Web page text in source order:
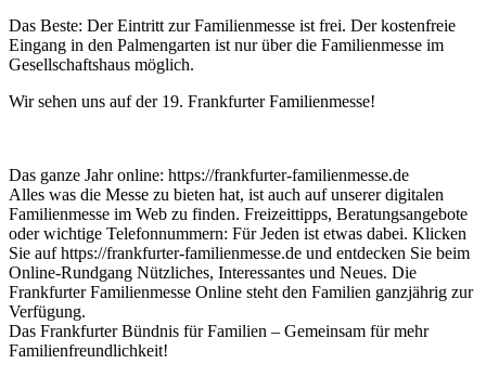
Das Beste: Der Eintritt zur Familienmesse ist frei. Der kostenfreie
Eingang in den Palmengarten ist nur über die Familienmesse im
Gesellschaftshaus möglich.
Wir sehen uns auf der 19. Frankfurter Familienmesse!
Das ganze Jahr online: https://frankfurter-familienmesse.de
Alles was die Messe zu bieten hat, ist auch auf unserer digitalen
Familienmesse im Web zu finden. Freizeittipps, Beratungsangebote
oder wichtige Telefonnummern: Für Jeden ist etwas dabei. Klicken
Sie auf https://frankfurter-familienmesse.de und entdecken Sie beim
Online-Rundgang Nützliches, Interessantes und Neues. Die
Frankfurter Familienmesse Online steht den Familien ganzjährig zur
Verfügung.
Das Frankfurter Bündnis für Familien – Gemeinsam für mehr
Familienfreundlichkeit!